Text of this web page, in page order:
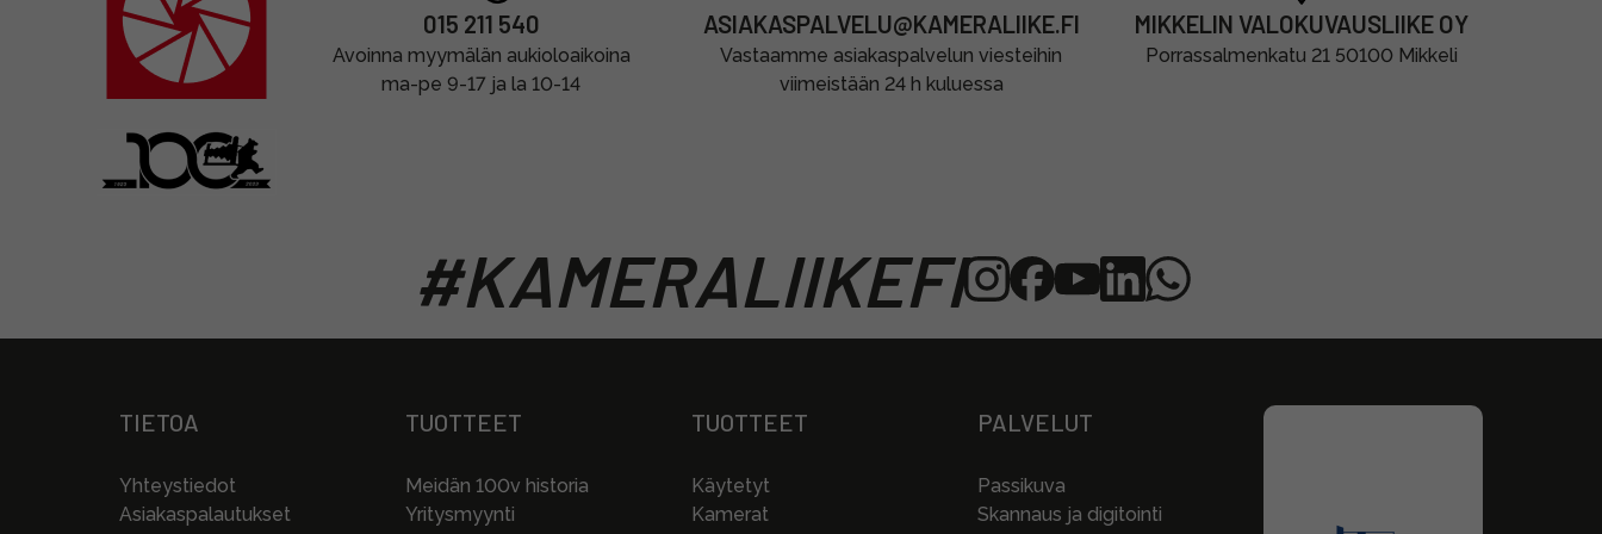
015 211 540
Avoinna myymälän aukioloaikoina
ma-pe 9-17 ja la 10-14
ASIAKASPALVELU@KAMERALIIKE.FI
Vastaamme asiakaspalvelun viesteihin
viimeistään 24 h kuluessa
MIKKELIN VALOKUVAUSLIIKE OY
Porrassalmenkatu 21 50100 Mikkeli
#KAMERALIIKEFI
TIETOA
Yhteystiedot
Asiakaspalautukset
TUOTTEET
Meidän 100v historia
Yritysmyynti
TUOTTEET
Käytetyt
Kamerat
PALVELUT
Passikuva
Skannaus ja digitointi